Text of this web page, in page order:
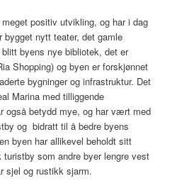
positiv utvikling, og har i dag
bygget nytt teater, det gamle
byens nye bibliotek, det er
Shopping) og byen er forskjønnet
bygninger og infrastruktur. Det
Marina med tilliggende
også betydd mye, og har vært med
og bidratt til å bedre byens
byen har allikevel beholdt sitt
som andre byer lengre vest
sjel og rustikk sjarm.